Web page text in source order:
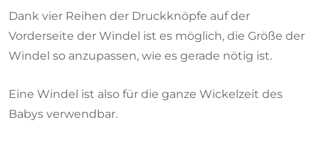
Dank vier Reihen der Druckknöpfe auf der
Vorderseite der Windel ist es möglich, die Größe der
Windel so anzupassen, wie es gerade nötig ist.
Eine Windel ist also für die ganze Wickelzeit des
Babys verwendbar.